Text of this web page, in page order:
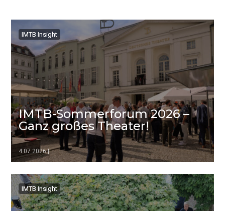
IMTB Insight
IMTB Insight
IMTB-Sommerforum 2026 –
Ganz großes Theater!
4.07.2026|
▷▷▷
IMTB Insight
IMTB Insight